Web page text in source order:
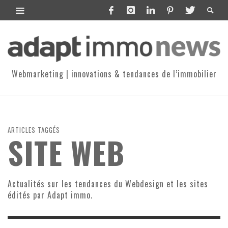
Webmarketing | innovations & tendances de l’immobilier
ARTICLES TAGGÉS
SITE WEB
Actualités sur les tendances du Webdesign et les sites
édités par Adapt immo.